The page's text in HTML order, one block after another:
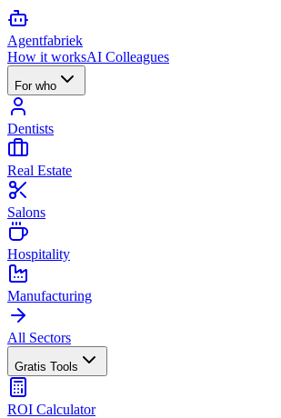
Agentfabriek
How it worksAI Colleagues
For who
Dentists
Real Estate
Salons
Hospitality
Manufacturing
All Sectors
Gratis Tools
ROI Calculator